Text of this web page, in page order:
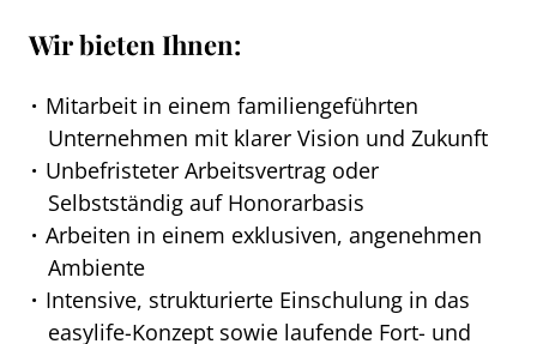
Wir bieten Ihnen:
Mitarbeit in einem familiengeführten
Unternehmen mit klarer Vision und Zukunft
Unbefristeter Arbeitsvertrag oder
Selbstständig auf Honorarbasis
Arbeiten in einem exklusiven, angenehmen
Ambiente
Intensive, strukturierte Einschulung in das
easylife-Konzept sowie laufende Fort- und